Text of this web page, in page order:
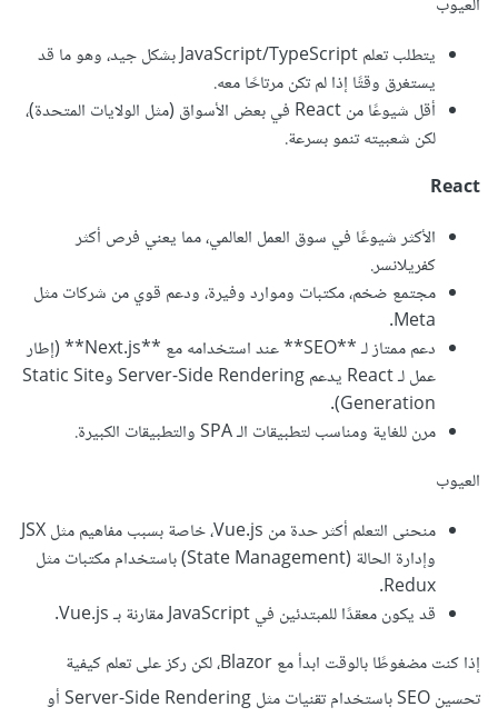
العيوب
يتطلب تعلم JavaScript/TypeScript بشكل جيد، وهو ما قد
يستغرق وقتًا إذا لم تكن مرتاحًا معه.
أقل شيوعًا من React في بعض الأسواق (مثل الولايات المتحدة)،
لكن شعبيته تنمو بسرعة.
React
الأكثر شيوعًا في سوق العمل العالمي، مما يعني فرص أكثر
كفريلانسر.
مجتمع ضخم، مكتبات وموارد وفيرة، ودعم قوي من شركات مثل
Meta.
دعم ممتاز لـ **SEO** عند استخدامه مع **Next.js** (إطار
عمل لـ React يدعم Server-Side Rendering وStatic Site
Generation).
مرن للغاية ومناسب لتطبيقات الـ SPA والتطبيقات الكبيرة.
العيوب
منحنى التعلم أكثر حدة من Vue.js، خاصة بسبب مفاهيم مثل JSX
وإدارة الحالة (State Management) باستخدام مكتبات مثل
Redux.
قد يكون معقدًا للمبتدئين في JavaScript مقارنة بـ Vue.js.
إذا كنت مضغوطًا بالوقت ابدأ مع Blazor، لكن ركز على تعلم كيفية
تحسين SEO باستخدام تقنيات مثل Server-Side Rendering أو